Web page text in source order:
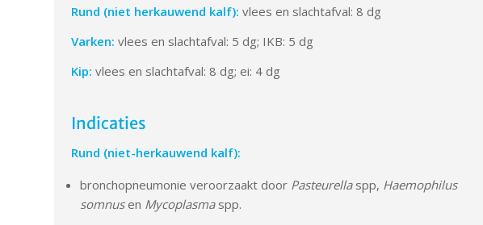
Rund (niet herkauwend kalf): vlees en slachtafval: 8 dg
Varken: vlees en slachtafval: 5 dg; IKB: 5 dg
Kip: vlees en slachtafval: 8 dg; ei: 4 dg
Indicaties
Rund (niet-herkauwend kalf):
bronchopneumonie veroorzaakt door Pasteurellaspp, Haemophilus
somnusen Mycoplasmaspp.